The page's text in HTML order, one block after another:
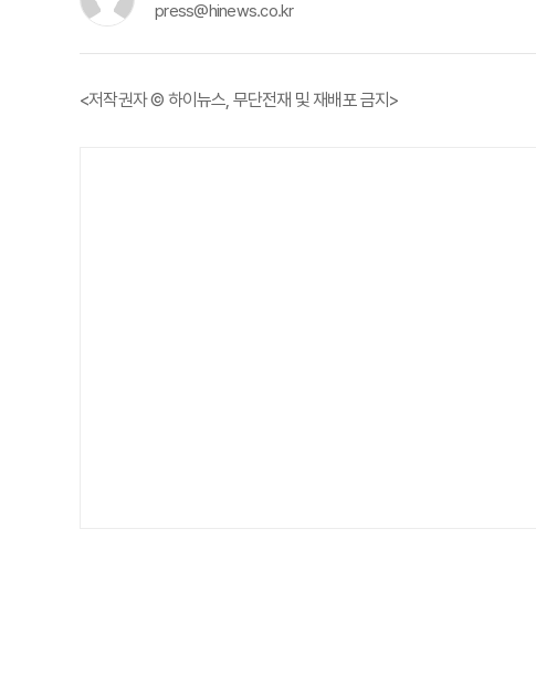
press@hinews.co.kr
<저작권자 © 하이뉴스, 무단전재 및 재배포 금지>